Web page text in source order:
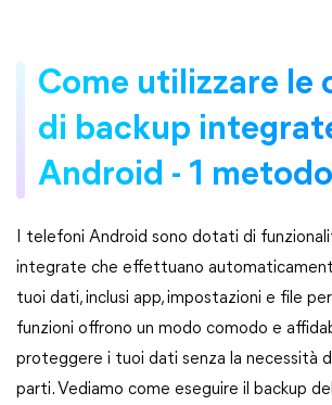
Come utilizzare le
di backup
Android - 1 metodo
I telefoni Android sono dotati di
integrate che effettuano
tuoi dati, inclusi app, impostazioni e file
funzioni offrono un modo comodo e
proteggere i tuoi dati senza la necessità
parti. Vediamo come eseguire il backup